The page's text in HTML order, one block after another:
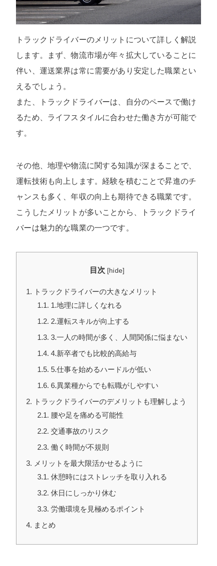
トラックドライバーのメリットについて詳しく解説
します。まず、物流市場が年々拡大していることに
伴い、運送業界は常に需要があり安定した職業とい
えるでしょう。
また、トラックドライバーは、自分のペースで働け
るため、ライフスタイルに合わせた働き方が可能で
す。
その他、地理や物流に関する知識が深まることで、
運転技術も向上します。経験を積むことで昇進のチ
ャンスも多く、年収の向上も期待できる職業です。
こうしたメリットが多いことから、トラックドライ
バーは魅力的な職業の一つです。
目次 [hide]
1
トラックドライバーの大きなメリット
1.1 1.地理に詳しくなれる
1.2 2.運転スキルが向上する
1.3 3.一人の時間が多く、人間関係に悩まない
1.4 4.新卒者でも比較的高給与
1.5 5.仕事を始めるハードルが低い
1.6 6.異業種からでも転職がしやすい
2
トラックドライバーのデメリットも理解しよう
2.1 腰や足を痛める可能性
2.2 交通事故のリスク
2.3 働く時間が不規則
3 メリットを最大限活かせるように
3.1 休憩時にはストレッチを取り入れる
3.2 休日にしっかり休む
3.3 労働環境を見極めるポイント
4
まとめ